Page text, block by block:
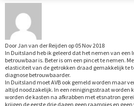
DoorJan van der Reijden op 05 Nov 2018
In Duitsland heb ik geleerd dat het nemen van een
betrouwbaar is. Beter is om een pincet te nemen.
elasticiteit van de getrokken draad gemakkelijk te
diagnose betrouwbaarder.
In Duitsland moet AVB ook gemeld worden maar
altijd noodzakelijk. In een reinigingsstraat worden
worden de kasten na afkrabben met etsnatron
krijgen de eerste drie dagen geen raampjes en